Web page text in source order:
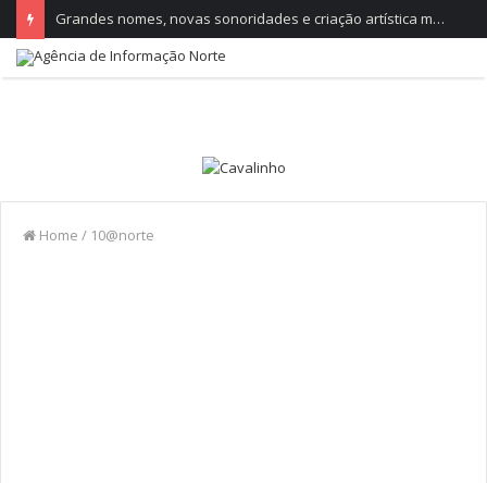
Grandes nomes, novas sonoridades e criação artística marcam a nova temporada do CTAL
Home / 10@norte